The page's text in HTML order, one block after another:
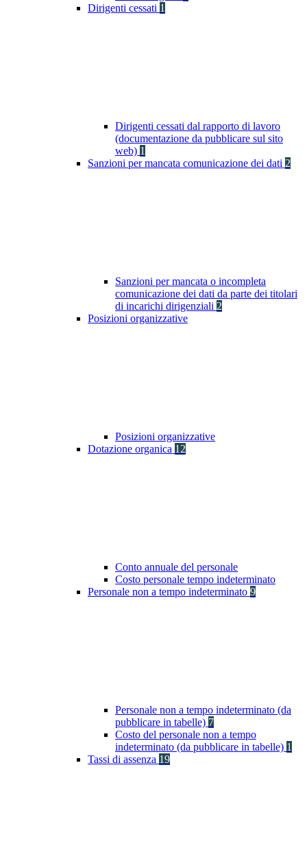
Dirigenti cessati 1
Dirigenti cessati dal rapporto di lavoro
(documentazione da pubblicare sul sito
web) 1
Sanzioni per mancata comunicazione dei dati 2
Sanzioni per mancata o incompleta
comunicazione dei dati da parte dei titolari
di incarichi dirigenziali 2
Posizioni organizzative
Posizioni organizzative
Dotazione organica 12
Conto annuale del personale
Costo personale tempo indeterminato
Personale non a tempo indeterminato 9
Personale non a tempo indeterminato (da
pubblicare in tabelle) 7
Costo del personale non a tempo
indeterminato (da pubblicare in tabelle) 1
Tassi di assenza 19